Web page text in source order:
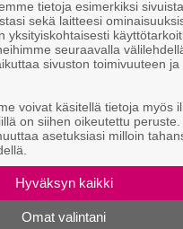
-yhtye Madred
keikkareissulla
pakussa
tietoja esimerkiksi
sekä laitteesi
yksityiskohtaisesti
seuraavalla
sivuston toimivuuteen ja
voivat käsitellä tietoja myös
on siihen oikeutettu peruste.
asetuksiasi milloin
Hyväksyn kaikki
Omat valintani